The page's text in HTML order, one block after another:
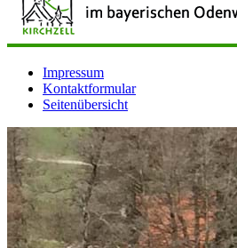
Impressum
Kontaktformular
Seitenübersicht